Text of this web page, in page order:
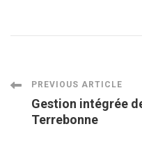
Post
Navigation
PREVIOUS ARTICLE
Gestion intégrée
Terrebonne